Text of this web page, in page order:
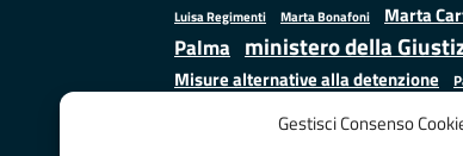
Gestisci Consenso
Luisa Regimenti Marta Bonafoni Marta
Palma ministero della
Misure alternative alla detenzione
Samuele Ciambriello